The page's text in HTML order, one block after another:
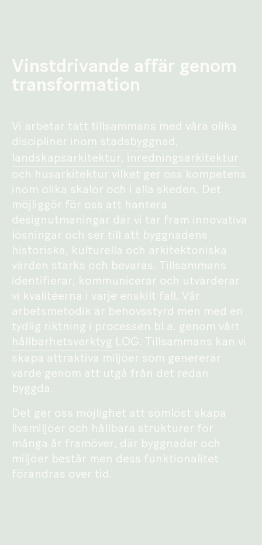
Vinstdrivande affär genom
transformation
Vi arbetar tätt tillsammans med våra olika
discipliner inom stadsbyggnad
landskapsarkitektur inredningsarkitektur
och husarkitektur vilket ger oss kompetens
inom olika skalor och i alla skeden. Det
möjliggör för oss att hantera
designutmaningar där vi tar fram innovativa
lösningar och ser till att byggnadens
historiska, kulturella och arkitektoniska
värden stärks och bevaras. Tillsammans
identifierar, kommunicerar och utvärderar
vi kvalitéerna i varje enskilt fall. Vår
arbetsmetodik är behovsstyrd men med en
tydlig riktning i processen bl.a. genom vårt
hållbarhetsverktyg LOG. Tillsammans kan vi
skapa attraktiva miljöer som genererar
värde genom att utgå från det redan
byggda.
Det ger oss möjlighet att sömlöst skapa
livsmiljöer och hållbara strukturer för
många år framöver, där byggnader och
miljöer består men dess funktionalitet
förändras över tid.